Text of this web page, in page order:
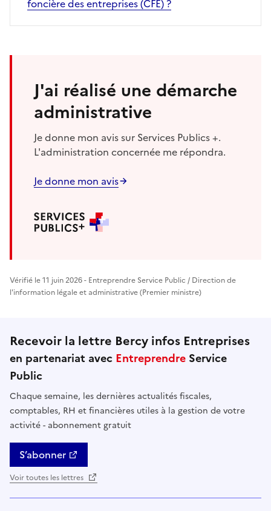
foncière des entreprises (CFE) ?
J'ai réalisé une démarche
administrative
Je donne mon avis sur Services Publics +.
L'administration concernée me répondra.
Je donne mon avis
Vérifié le 11 juin 2026 - Entreprendre Service Public / Direction de
l'information légale et administrative (Premier ministre)
Recevoir la lettre Bercy infos Entreprises
en partenariat avec Entreprendre Service
Public
Chaque semaine, les dernières actualités fiscales,
comptables, RH et financières utiles à la gestion de votre
activité - abonnement gratuit
S’abonner
Voir toutes les lettres